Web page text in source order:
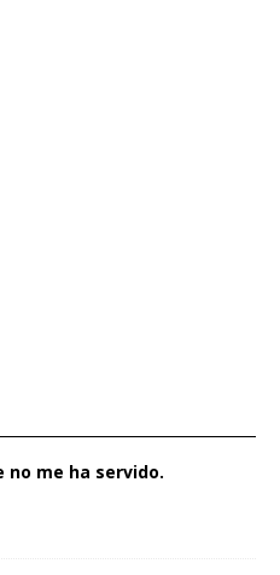
no me ha servido.